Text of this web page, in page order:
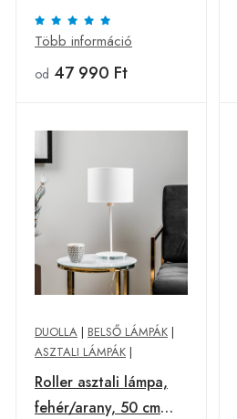
fenyő
Több információ
od 47 990 Ft
DUOLLA | BELSŐ LÁMPÁK |
ASZTALI LÁMPÁK |
Roller asztali lámpa,
fehér/arany, 50 cm